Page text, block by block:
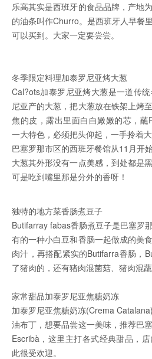
乐高其实是西班牙的食品品牌，产地
的油条叫作Churro。是西班牙人早餐
可以买到。大家一定要尝尝。
冬季限定料理加泰罗尼亚烤大葱
Cal?ots加泰罗尼亚烤大葱是一道传
尼亚产的大葱，把大葱放在铁架上烤
焦的皮，露出里面白白嫩嫩的芯，
一大特色，必须把头仰起，一手拎着
巴塞罗那市区的西班牙餐馆从11月开
大葱其外形没有一点美感，到处都是
可是吃到嘴里那是分外的香呀！
独特的地方菜香肠煮豆子
Butifarray fabas香肠煮豆子是巴塞罗
有的一种小白豆和香肠一起做成的美
肉汁，再搭配紧实的Butifarra香肠，
了猪肉的，还有猪肉混菌菇、猪肉混蔬
家常甜品加泰罗尼亚焦糖奶冻
加泰罗尼亚焦糖奶冻(Crema
油布丁，想要品尝这一美味，推荐巴
Escribà，这里主打各式经典甜品，
此很受欢迎。